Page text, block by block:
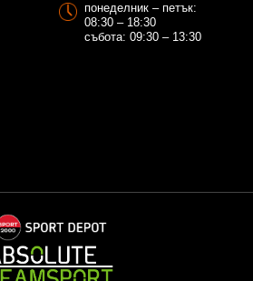
понеделник – петък:
08:30 – 18:30
събота: 09:30 – 13:30